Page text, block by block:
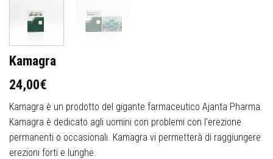
Kamagra
24,00€
Kamagra è un prodotto del gigante farmaceutico Ajanta Pharma.
Kamagra è dedicato agli uomini con problemi con l’erezione
permanenti o occasionali. Kamagra vi permetterà di raggiungere
erezioni forti e lunghe.